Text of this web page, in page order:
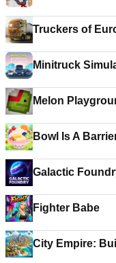
Truckers of
Minitruck
Melon
Bowl Is A
Galactic
Fighter Babe
City Empire: